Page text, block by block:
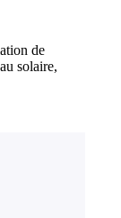
de
solaire,